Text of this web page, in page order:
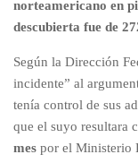
norteamericano en
descubierta fue de
Según la Dirección
incidente” al
tenía control de sus
que el suyo resultara
mes por el Ministerio